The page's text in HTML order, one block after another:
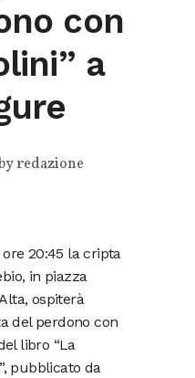
con
a
redazione
20:45 la cripta
in piazza
ospiterà
del perdono con
libro “La
pubblicato da